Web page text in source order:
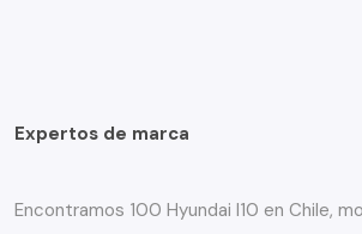
Expertos de marca
Encontramos 100 Hyundai I10 en Chile,